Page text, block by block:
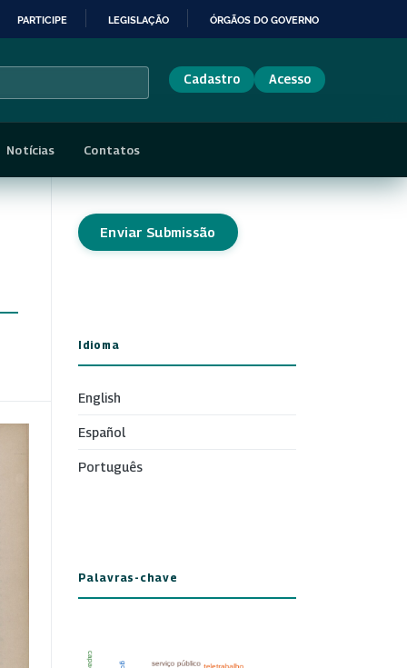
PARTICIPE LEGISLAÇÃO ÓRGÃOS DO GOVERNO
Cadastro Acesso
Notícias Contatos
Enviar Submissão
Idioma
English
Español
Português
Palavras-chave